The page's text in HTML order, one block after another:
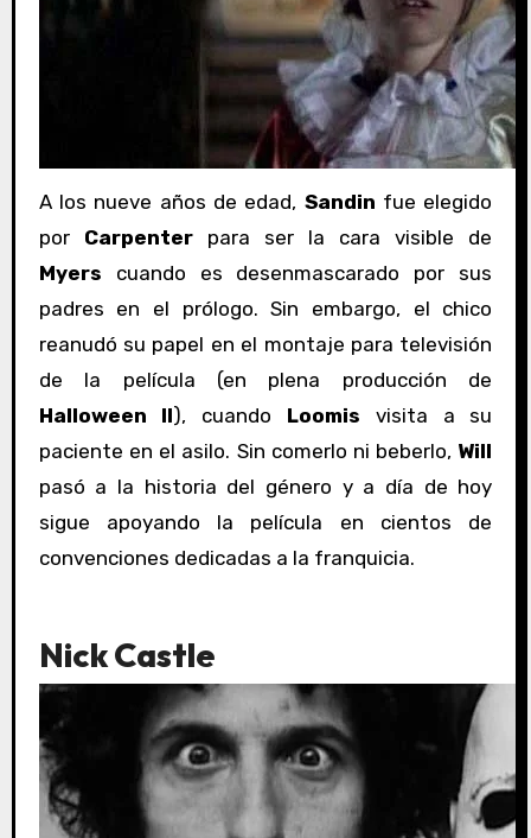
A los nueve años de edad, Sandin fue elegido
por Carpenterpara ser la cara visible de
Myers cuando es desenmascarado por sus
padres en el prólogo. Sin embargo, el chico
reanudó su papel en el montaje para televisión
de la película (en plena producción de
Halloween II), cuando Loomis visita a su
paciente en el asilo. Sin comerlo ni beberlo, Will
pasó a la historia del género y a día de hoy
sigue apoyando la película en cientos de
convenciones dedicadas a la franquicia.
Nick Castle